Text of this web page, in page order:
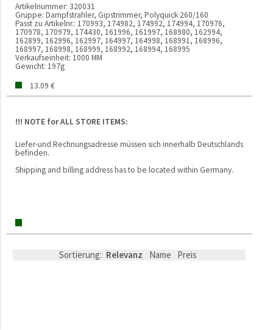
Artikelnummer: 320031
Gruppe: Dampfstrahler, Gipstrimmer, Polyquick 260/160
Passt zu Artikelnr.: 170993, 174982, 174992, 174994, 170976,
170978, 170979, 174430, 161996, 161997, 168980, 162994,
162899, 162996, 162997, 164997, 164998, 168991, 168996,
168997, 168998, 168999, 168992, 168994, 168995
Verkaufseinheit: 1000 MM
Gewicht: 197g
13.09 €
!!! NOTE for ALL STORE ITEMS:
Liefer-und Rechnungsadresse müssen sich innerhalb Deutschlands
befinden.
Shipping and billing address has to be located within Germany.
Sortierung: Relevanz Name Preis